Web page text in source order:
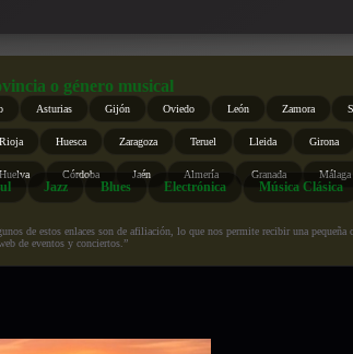
o género musical
Asturias Gijón Oviedo León Zamora
Huesca Zaragoza Teruel Lleida Girona
Huelva Córdoba Jaén Almería Granada Málaga
Jazz Blues Electrónica Música Clásica
de estos enlaces son de afiliación, lo que nos permite recibir una pequeña
de eventos y conciertos.”